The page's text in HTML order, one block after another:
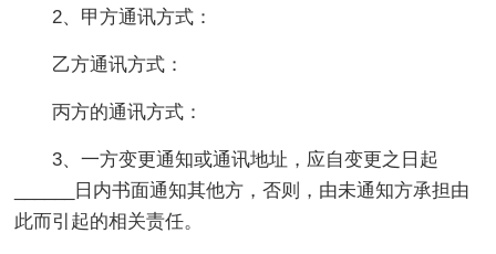
2、甲方通讯方式：
乙方通讯方式：
丙方的通讯方式：
3、一方变更通知或通讯地址，应自变更之日起
______日内书面通知其他方，否则，由未通知方承担由
此而引起的相关责任。